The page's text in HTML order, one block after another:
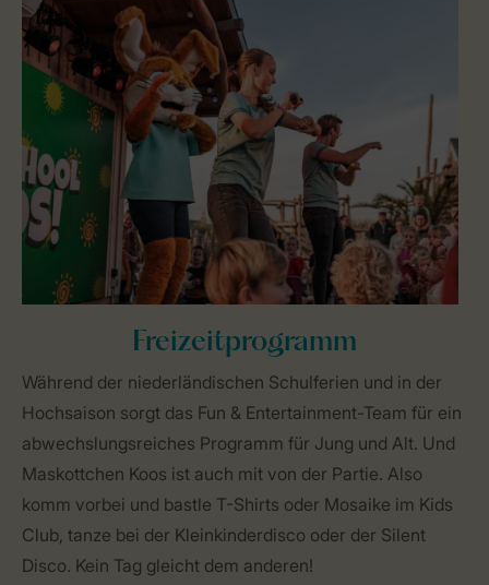
Freizeitprogramm
Während der niederländischen Schulferien und in der
Hochsaison sorgt das Fun & Entertainment-Team für ein
abwechslungsreiches Programm für Jung und Alt. Und
Maskottchen Koos ist auch mit von der Partie. Also
komm vorbei und bastle T-Shirts oder Mosaike im Kids
Club, tanze bei der Kleinkinderdisco oder der Silent
Disco. Kein Tag gleicht dem anderen!